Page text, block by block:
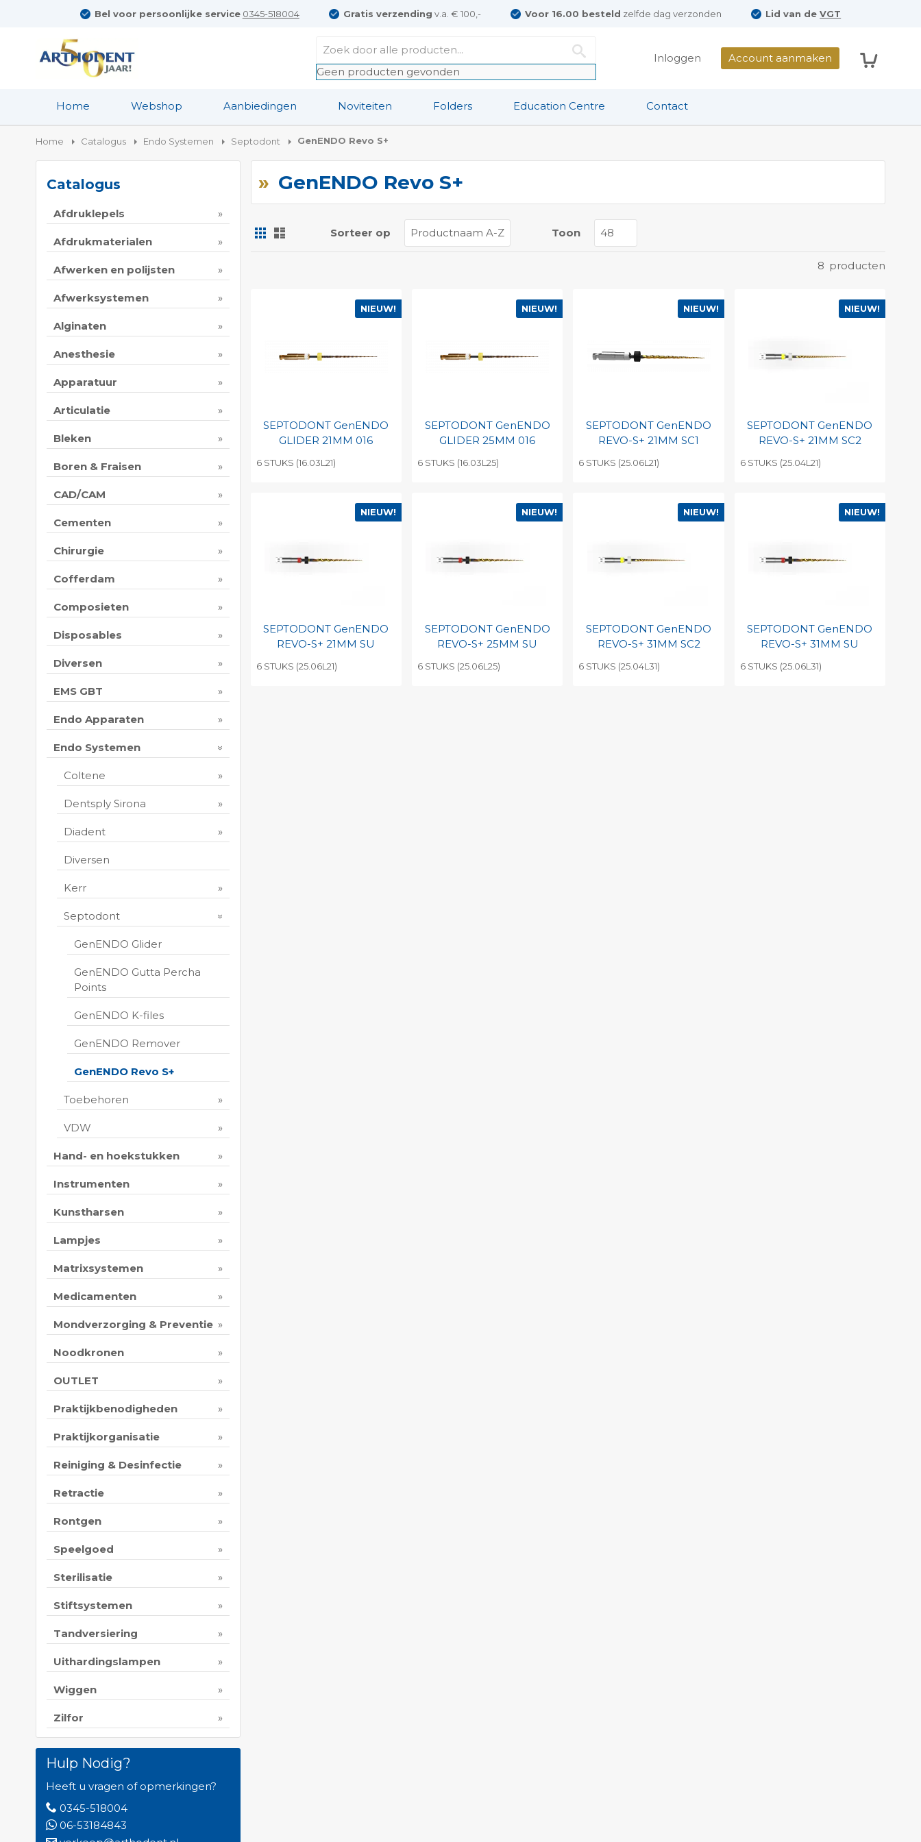
Bel voor persoonlijke service 0345-518004 Gratis verzending v.a. € 100,- Voor 16.00 besteld zelfde dag verzonden Lid van deVGT
Geen producten gevonden
Inloggen Account aanmaken
Home Webshop Aanbiedingen Noviteiten Folders Education Centre Contact
Home Catalogus Endo Systemen Septodont GenENDO Revo S+
GenENDO Revo S+
Foto-
tabel
8 producten
Toon
Sorteer op
NIEUW!
SEPTODONT GenENDO
GLIDER 21MM 016
6 STUKS (16.03L21)
NIEUW!
SEPTODONT GenENDO
GLIDER 25MM 016
6 STUKS (16.03L25)
NIEUW!
SEPTODONT GenENDO
REVO-S+ 21MM SC1
6 STUKS (25.06L21)
NIEUW!
SEPTODONT GenENDO
REVO-S+ 21MM SC2
6 STUKS (25.04L21)
NIEUW!
SEPTODONT GenENDO
REVO-S+ 21MM SU
6 STUKS (25.06L21)
NIEUW!
SEPTODONT GenENDO
REVO-S+ 25MM SU
6 STUKS (25.06L25)
NIEUW!
SEPTODONT GenENDO
REVO-S+ 31MM SC2
6 STUKS (25.04L31)
NIEUW!
SEPTODONT GenENDO
REVO-S+ 31MM SU
6 STUKS (25.06L31)
Catalogus
Afdruklepels
Afdrukmaterialen
Afwerken en polijsten
Afwerksystemen
Alginaten
Anesthesie
Apparatuur
Articulatie
Bleken
Boren & Fraisen
CAD/CAM
Cementen
Chirurgie
Cofferdam
Composieten
Disposables
Diversen
EMS GBT
Endo Apparaten
Endo Systemen
Coltene
Dentsply Sirona
Diadent
Diversen
Kerr
Septodont
GenENDO Glider
GenENDO Gutta Percha
Points
GenENDO K-files
GenENDO Remover
GenENDO Revo S+
Toebehoren
VDW
Hand- en hoekstukken
Instrumenten
Kunstharsen
Lampjes
Matrixsystemen
Medicamenten
Mondverzorging & Preventie
Noodkronen
OUTLET
Praktijkbenodigheden
Praktijkorganisatie
Reiniging & Desinfectie
Retractie
Rontgen
Speelgoed
Sterilisatie
Stiftsystemen
Tandversiering
Uithardingslampen
Wiggen
Zilfor
Hulp Nodig?
Heeft u vragen of opmerkingen?
0345-518004
06-53184843